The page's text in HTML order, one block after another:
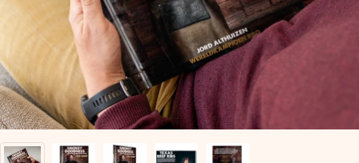
jullie foto of een boodschap die raakt. Zonder gedoe, maar
met alle aandacht voor het moment.